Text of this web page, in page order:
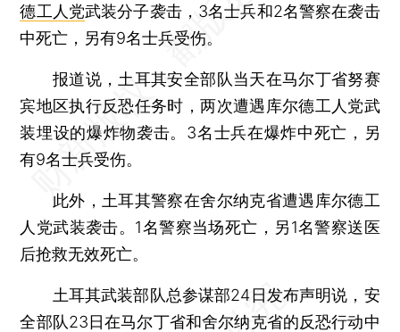
德工人党武装分子袭击，3名士兵和2名警察在袭击
中死亡，另有9名士兵受伤。
报道说，土耳其安全部队当天在马尔丁省努赛
宾地区执行反恐任务时，两次遭遇库尔德工人党武
装埋设的爆炸物袭击。3名士兵在爆炸中死亡，另
有9名士兵受伤。
此外，土耳其警察在舍尔纳克省遭遇库尔德工
人党武装袭击。1名警察当场死亡，另1名警察送医
后抢救无效死亡。
土耳其武装部队总参谋部24日发布声明说，安
全部队23日在马尔丁省和舍尔纳克省的反恐行动中